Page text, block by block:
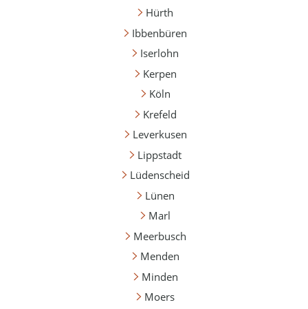
Hürth
Ibbenbüren
Iserlohn
Kerpen
Köln
Krefeld
Leverkusen
Lippstadt
Lüdenscheid
Lünen
Marl
Meerbusch
Menden
Minden
Moers